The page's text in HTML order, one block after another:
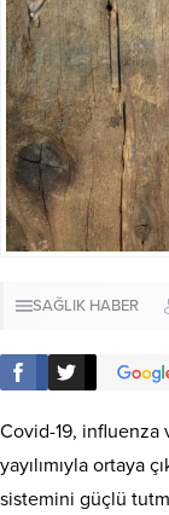
SAĞLIK HABER
Covid-19, influenza
yayılımıyla ortaya
sistemini güçlü